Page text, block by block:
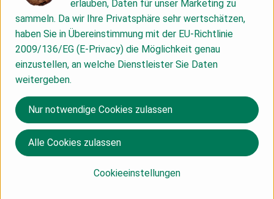
Produktinformationen
Herkunft
Du hast eine Frage? Wir helfen dir gerne:
erlauben, Daten für unser Marketing zu
sammeln. Da wir Ihre Privatsphäre sehr wertschätzen,
haben Sie in Übereinstimmung mit der EU-Richtlinie
2009/136/EG (E-Privacy) die Möglichkeit genau
einzustellen, an welche Dienstleister Sie Daten
weitergeben.
Cookieeinstellungen
Nur notwendige Cookies zulassen
Alle Cookies zulassen